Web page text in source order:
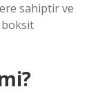
sahiptir ve
boksit